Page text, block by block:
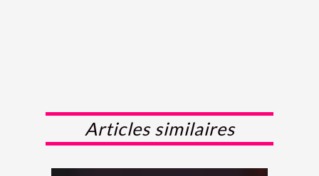
Articles similaires